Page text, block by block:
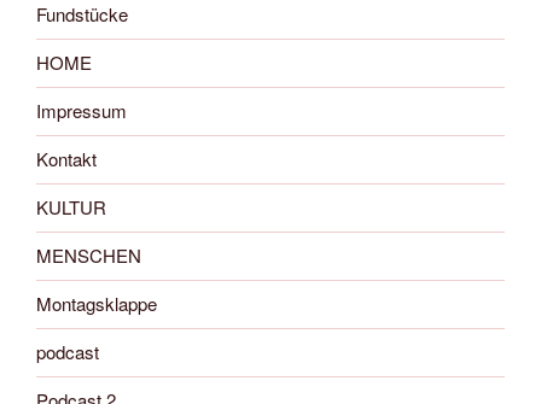
Fundstücke
HOME
Impressum
Kontakt
KULTUR
MENSCHEN
Montagsklappe
podcast